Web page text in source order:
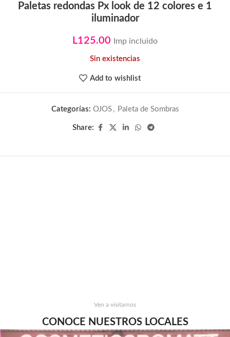
Paletas redondas Px look de 12 colores e 1
iluminador
L125.00 Imp incluido
Sin existencias
Add to wishlist
Categorías: OJOS , Paleta de Sombras
Share:
Ven a visitarnos
CONOCE NUESTROS LOCALES